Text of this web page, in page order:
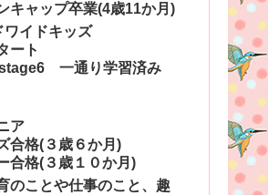
キャップ卒業(4歳11か月)
ワイドキッズ
ート
一通り学習済み
ア
合格(３歳６か月)
合格(３歳１０か月)
のことや仕事のこと、趣